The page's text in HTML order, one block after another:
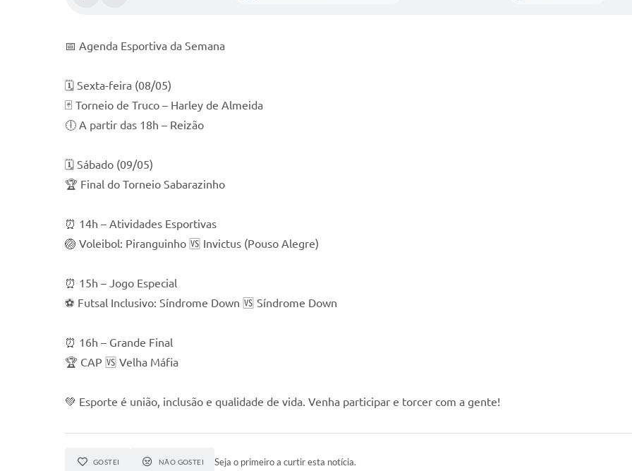
📅 Agenda Esportiva da Semana
🗓️ Sexta-feira (08/05)
🃏 Torneio de Truco – Harley de Almeida
🕕 A partir das 18h – Reizão
🗓️ Sábado (09/05)
🏆 Final do Torneio Sabarazinho
⏰ 14h – Atividades Esportivas
🏐 Voleibol: Piranguinho 🆚 Invictus (Pouso Alegre)
⏰ 15h – Jogo Especial
⚽ Futsal Inclusivo: Síndrome Down 🆚 Síndrome Down
⏰ 16h – Grande Final
🏆 CAP 🆚 Velha Máfia
💚 Esporte é união, inclusão e qualidade de vida. Venha participar e torcer com a gente!
GOSTEI NÃO GOSTEI Seja o primeiro a curtir esta notícia.